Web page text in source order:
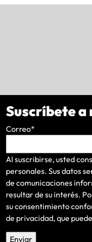
Suscríbete
Correo*
Al suscribirse, usted
personales. Sus datos
de comunicaciones
resultar de su interés.
su consentimiento
de privacidad, que